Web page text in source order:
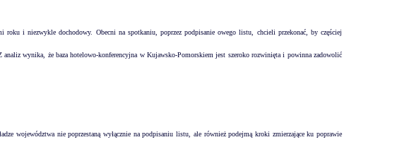
roku i niezwykle dochodowy. Obecni na spotkaniu, poprzez podpisanie owego listu, chcieli przekonać, by częściej
wynika, że baza hotelowo-konferencyjna w Kujawsko-Pomorskiem jest szeroko rozwinięta i powinna zadowolić
województwa nie poprzestaną wyłącznie na podpisaniu listu, ale również podejmą kroki zmierzające ku poprawie